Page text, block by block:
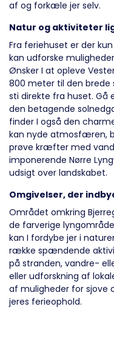
af og forkæle jer selv.
Natur og aktiviteter
Fra feriehuset er der
kan udforske
Ønsker I at opleve
800 meter til den brede
sti direkte fra huset. Gå
den betagende
finder I også den
kan nyde atmosfæren,
prøve kræfter med
imponerende Nørre
udsigt over landskabet.
Omgivelser, der
Området omkring
de farverige
kan I fordybe jer i
række spændende
på stranden, vandre-
eller udforskning af
af muligheder for sjove
jeres ferieophold.